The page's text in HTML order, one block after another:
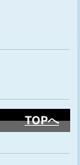
TOPへ